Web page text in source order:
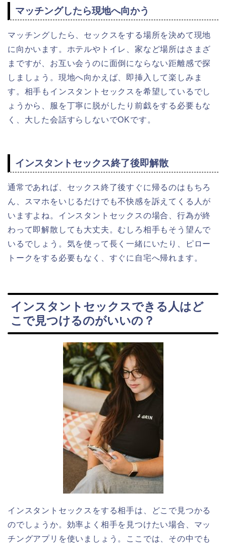
マッチングしたら現地へ向かう
マッチングしたら、セックスをする場所を決めて現地
に向かいます。ホテルやトイレ、家など場所はさまざ
まですが、お互い会うのに面倒にならない距離感で探
しましょう。現地へ向かえば、即挿入して楽しみま
す。相手もインスタントセックスを希望しているでし
ょうから、服を丁寧に脱がしたり前戯をする必要もな
く、大した会話すらしないでOKです。
インスタントセックス終了後即解散
通常であれば、セックス終了後すぐに帰るのはもちろ
ん、スマホをいじるだけでも不快感を訴えてくる人が
いますよね。インスタントセックスの場合、行為が終
わって即解散しても大丈夫。むしろ相手もそう望んで
いるでしょう。気を使って長く一緒にいたり、ピロー
トークをする必要もなく
、すぐに自宅へ帰れます。
インスタントセックスできる人はど
こで見つけるのがいいの？
インスタントセックスをする相手は、どこで見つかる
のでしょうか。効率よく相手を見つけたい場合、マッ
チングアプリを使いましょう。ここでは、その中でも